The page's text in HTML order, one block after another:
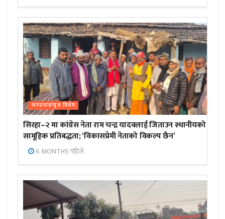
जनप्रभाबन्युज विशेष
सिरहा–२ मा कांग्रेस नेता राम चन्द्र यादवलाई जिताउन स्थानीयको
सामूहिक प्रतिबद्धता; ‘विकासप्रेमी नेताको विकल्प छैन’
6 MONTHS पहिले